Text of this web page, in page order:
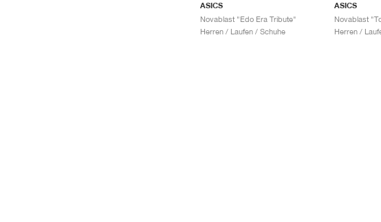
ASICS
Novablast "Edo Era Tribute"
Herren / Laufen / Schuhe
ASICS
Novablast
Herren /